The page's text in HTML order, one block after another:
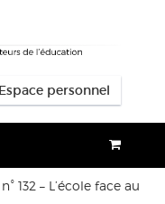
Espace personnel
132 – L’école face au